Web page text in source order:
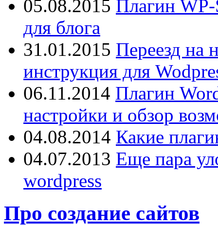
05.08.2015 Плагин WP-
для блога
31.01.2015 Переезд на
инструкция для
06.11.2014 Плагин
настройки и обзор
04.08.2014 Какие
04.07.2013 Еще пара
wordpress
Про создание сайтов